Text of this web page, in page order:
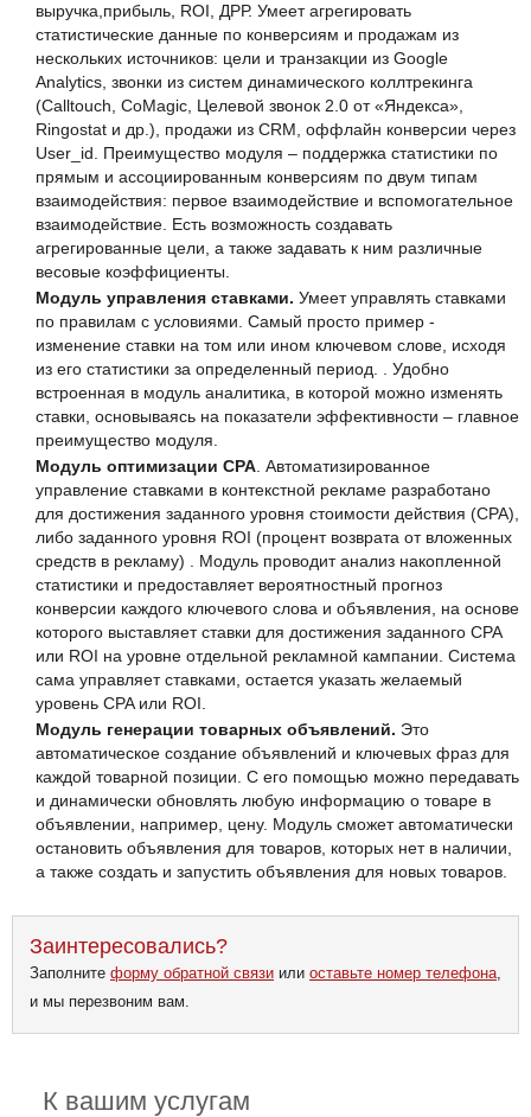
выручка,прибыль, ROI, ДРР. Умеет агрегировать
статистические данные по конверсиям и продажам из
нескольких источников: цели и транзакции из Google
Analytics, звонки из систем динамического коллтрекинга
(Calltouch, CoMagic, Целевой звонок 2.0 от «Яндекса»,
Ringostat и др.), продажи из CRM, оффлайн конверсии через
User_id. Преимущество модуля – поддержка статистики по
прямым и ассоциированным конверсиям по двум типам
взаимодействия: первое взаимодействие и вспомогательное
взаимодействие. Есть возможность создавать
агрегированные цели, а также задавать к ним различные
весовые коэффициенты.
Модуль управления ставками. Умеет управлять ставками
по правилам с условиями. Самый просто пример -
изменение ставки на том или ином ключевом слове, исходя
из его статистики за определенный период. . Удобно
встроенная в модуль аналитика, в которой можно изменять
ставки, основываясь на показатели эффективности – главное
преимущество модуля.
Модуль оптимизации CPA. Автоматизированное
управление ставками в контекстной рекламе разработано
для достижения заданного уровня стоимости действия (CPA),
либо заданного уровня ROI (процент возврата от вложенных
средств в рекламу) . Модуль проводит анализ накопленной
статистики и предоставляет вероятностный прогноз
конверсии каждого ключевого слова и объявления, на основе
которого выставляет ставки для достижения заданного CPA
или ROI на уровне отдельной рекламной кампании. Система
сама управляет ставками, остается указать желаемый
уровень CPA или ROI.
Модуль генерации товарных объявлений. Это
автоматическое создание объявлений и ключевых фраз для
каждой товарной позиции. С его помощью можно передавать
и динамически обновлять любую информацию о товаре в
объявлении, например, цену. Модуль сможет автоматически
остановить объявления для товаров, которых нет в наличии,
а также создать и запустить объявления для новых товаров.
Заинтересовались?
Заполните форму обратной связи или оставьте номер телефона
и мы перезвоним вам.
К вашим услугам